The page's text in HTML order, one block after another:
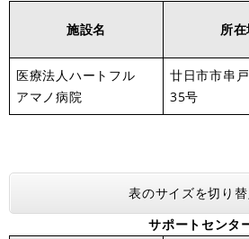
施設名 所
医療法人ハートフル
アマノ病院
廿日市市串
35号
表のサイズを切り
サポートセンタ